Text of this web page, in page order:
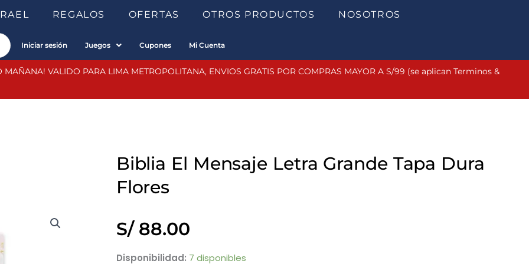
REGALOS OFERTAS OTROS PRODUCTOS NOSOTROS
Iniciar sesión Juegos Cupones Mi Cuenta
MAÑANA! VALIDO PARA LIMA METROPOLITANA, ENVIOS GRATIS POR COMPRAS MAYOR A S/99 (se aplican Terminos &
Biblia El Mensaje Letra Grande Tapa Dura
Flores
S/88.00
Disponibilidad: 7 disponibles
Biblia